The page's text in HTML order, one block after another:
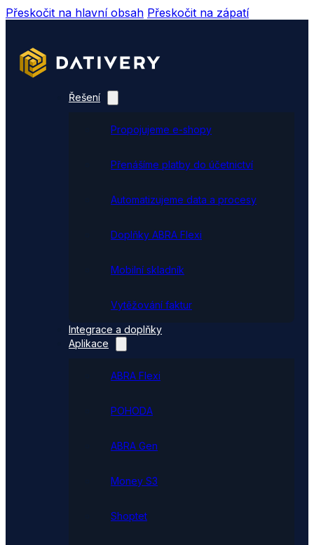
Přeskočit na hlavní obsah Přeskočit na zápatí
Řešení
Propojujeme e-shopy
Přenášíme platby do účetnictví
Automatizujeme data a procesy
Doplňky ABRA Flexi
Mobilní skladník
Vytěžování faktur
Integrace a doplňky
Aplikace
ABRA Flexi
POHODA
ABRA Gen
Money S3
Shoptet